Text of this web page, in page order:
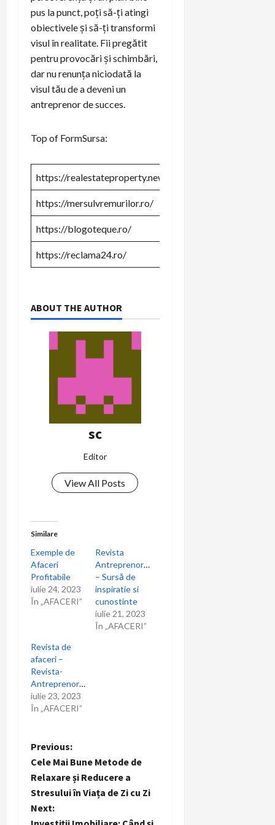
pus la punct, poți să-ți atingi
obiectivele și să-ți transformi
visul în realitate. Fii pregătit
pentru provocări și schimbări,
dar nu renunța niciodată la
visul tău de a deveni un
antreprenor de succes.
Top of FormSursa:
https://realestateproperty.news/
https://mersulvremurilor.ro/
https://blogoteque.ro/
https://reclama24.ro/
ABOUT THE AUTHOR
sc
Editor
View All Posts
Similare
Exemple de
Afaceri
Profitabile
iulie 24, 2023
În „AFACERI”
Revista
Antreprenorului
– Sursă de
inspiratie si
cunostinte
iulie 21, 2023
În „AFACERI”
Revista de
afaceri –
Revista-
Antreprenorului.ro
iulie 23, 2023
În „AFACERI”
P
o
s
Previous:
Cele Mai Bune Metode de
Relaxare și Reducere a
Stresului în Viața de Zi cu Zi
Next: